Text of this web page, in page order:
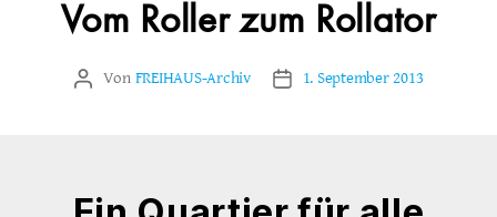
Vom Roller zum Rollator
Beitragsautor
Von FREIHAUS-Archiv Veröffentlichungsdatum
1. September 2013